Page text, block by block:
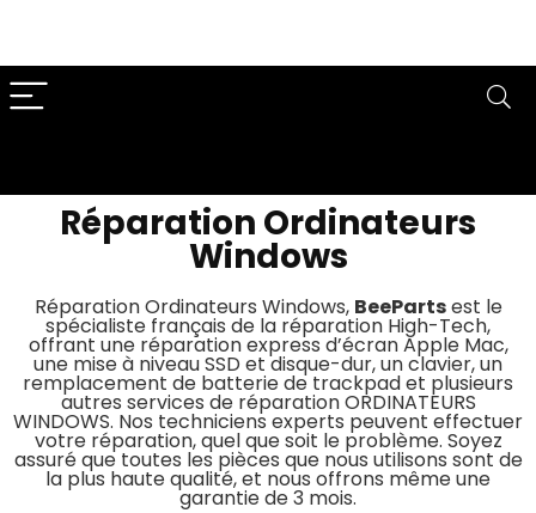
Réparation Ordinateurs
Windows
Réparation Ordinateurs Windows, BeePartsest le
spécialiste français de la réparation High-Tech,
offrant une réparation express d’écran Apple Mac,
une mise à niveau SSD et disque-dur, un clavier, un
remplacement de batterie de trackpad et plusieurs
autres services de réparation ORDINATEURS
WINDOWS. Nos techniciens experts peuvent effectuer
votre réparation, quel que soit le problème. Soyez
assuré que toutes les pièces que nous utilisons sont de
la plus haute qualité, et nous offrons même une
garantie de 3 mois.